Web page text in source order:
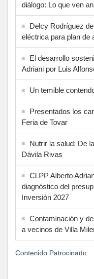
diálogo: Lo que ven
Delcy Rodríguez
eléctrica para plan de
El desarrollo
Adriani por Luis
Un temible
Presentados los
Feria de Tovar
Nutrir la salud: De
Dávila Rivas
CLPP Alberto
diagnóstico del
Inversión 2027
Contaminación y
a vecinos de Villa
Contenido Patrocinado